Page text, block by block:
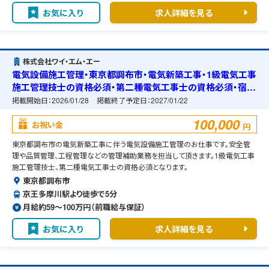
お気に入り 求人詳細を見る
株式会社ワイ・エム・エー
電気設備施工管理・東京都調布市・電気新築工事・1級電気工事
施工管理技士の資格必須・第二種電気工事士の資格必須・宿舎
の準備可能
掲載開始日：2026/01/28 掲載終了予定日：2027/01/22
お祝い金 100,000 円
東京都調布市の電気新築工事に伴う電気設備施工管理のお仕事です。安全管
理や品質管理、工程管理などの管理補助業務を担当して頂きます。1級電気工事
施工管理技士、第二種電気工事士の資格必須となります。
東京都調布市
京王多摩川駅より徒歩で5分
月給約59〜100万円（前職給与保証）
お気に入り 求人詳細を見る